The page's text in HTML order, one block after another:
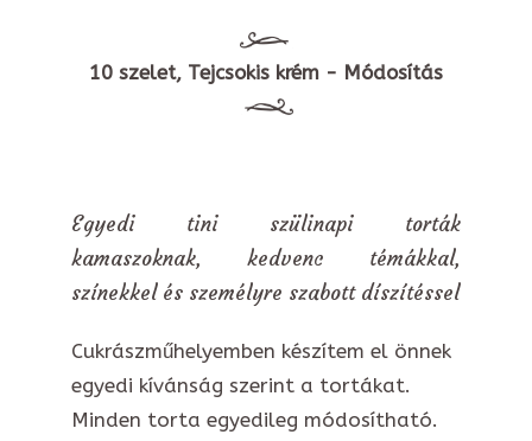
10 szelet, Tejcsokis krém - Módosítás
Egyedi tini szülinapi torták
kamaszoknak, kedvenc témákkal,
színekkel és személyre szabott díszítéssel
Cukrászműhelyemben készítem el önnek
egyedi kívánság szerint a tortákat.
Minden torta egyedileg módosítható.